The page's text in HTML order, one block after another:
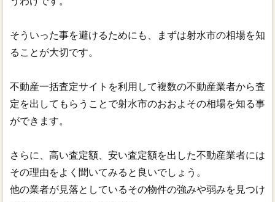
そういった事を避けるためにも、まずは射水市の相場を知
ることが大切です。
不動産一括査定サイトを利用して複数の不動産業者から査
定を出してもらうことで射水市のおおよその相場を知る事
ができます。
さらに、高い査定額、安い査定額を出した不動産業者には
その理由をよく聞いてみると良いでしょう。
他の業者が見落としているその物件の強みや弱みを見つけ